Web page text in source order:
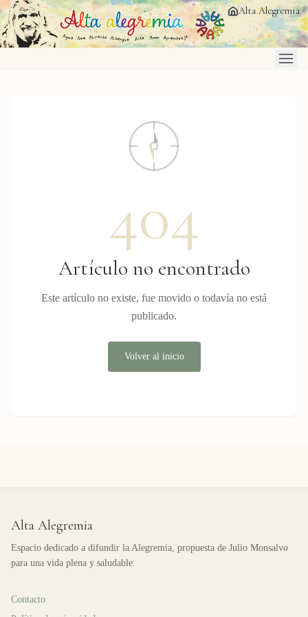
Saltar al contenido principal Alta Alegremia
404
Artículo no encontrado
Este artículo no existe, fue movido o todavía no está
publicado.
Volver al inicio
Alta Alegremia
Espacio dedicado a difundir la Alegremia, propuesta de Julio Monsalvo
para una vida plena y saludable.
Contacto